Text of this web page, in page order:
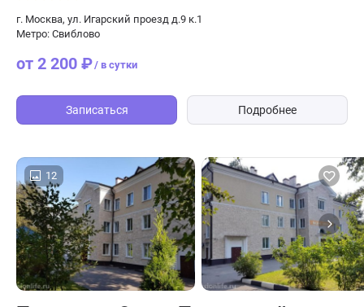
г. Москва, ул. Игарский проезд д.9 к.1
Метро: Свиблово
от 2 200 ₽/ в сутки
Записаться Подробнее
12